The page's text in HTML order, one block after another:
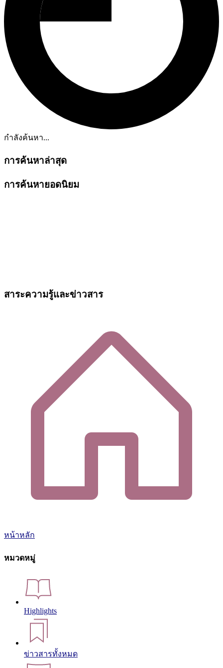
กำลังค้นหา...
การค้นหาล่าสุด
การค้นหายอดนิยม
สาระความรู้และข่าวสาร
หน้าหลัก
หมวดหมู่
Highlights
ข่าวสารทั้งหมด